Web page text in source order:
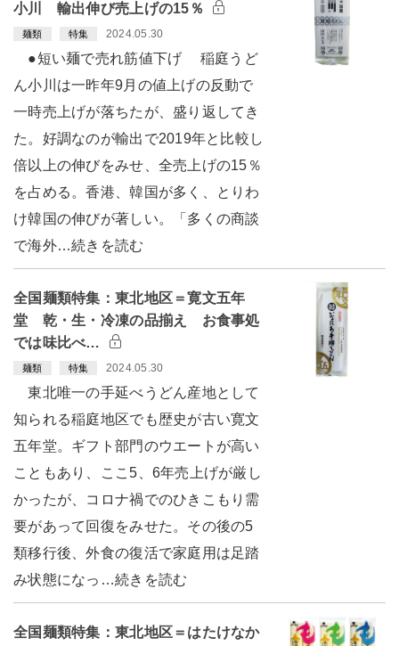
小川 輸出伸び売上げの15％
麺類 特集 2024.05.30
●短い麺で売れ筋値下げ 稲庭うど
ん小川は一昨年9月の値上げの反動で
一時売上げが落ちたが、盛り返してき
た。好調なのが輸出で2019年と比較し
倍以上の伸びをみせ、全売上げの15％
を占める。香港、韓国が多く、とりわ
け韓国の伸びが著しい。「多くの商談
で海外…続きを読む
全国麺類特集：東北地区＝寛文五年
堂 乾・生・冷凍の品揃え お食事処
では味比べ…
麺類 特集 2024.05.30
東北唯一の手延べうどん産地として
知られる稲庭地区でも歴史が古い寛文
五年堂。ギフト部門のウエートが高い
こともあり、ここ5、6年売上げが厳し
かったが、コロナ禍でのひきこもり需
要があって回復をみせた。その後の5
類移行後、外食の復活で家庭用は足踏
み状態になっ…続きを読む
全国麺類特集：東北地区＝はたけなか